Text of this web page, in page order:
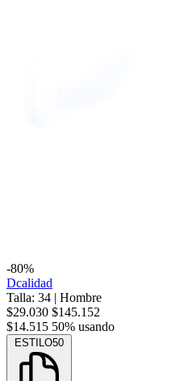
-80%
Dcalidad
Talla: 34 | Hombre
$29.030 $145.152
$14.515 50% usando
ESTILO50